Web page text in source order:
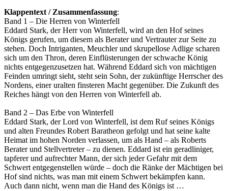
Klappentext / Zusammenfassung:
Band 1 – Die Herren von Winterfell
Eddard Stark, der Herr von Winterfell, wird an den Hof seines
Königs gerufen, um diesem als Berater und Vertrauter zur Seite zu
stehen. Doch Intriganten, Meuchler und skrupellose Adlige scharen
sich um den Thron, deren Einflüsterungen der schwache König
nichts entgegenzusetzen hat. Während Eddard sich von mächtigen
Feinden umringt sieht, steht sein Sohn, der zukünftige Herrscher des
Nordens, einer uralten finsteren Macht gegenüber. Die Zukunft des
Reiches hängt von den Herren von Winterfell ab.
Band 2 – Das Erbe von Winterfell
Eddard Stark, der Lord von Winterfell, ist dem Ruf seines Königs
und alten Freundes Robert Baratheon gefolgt und hat seine kalte
Heimat im hohen Norden verlassen, um als Hand – als Roberts
Berater und Stellvertreter – zu dienen. Eddard ist ein geradliniger,
tapferer und aufrechter Mann, der sich jeder Gefahr mit dem
Schwert entgegenstellen würde – doch die Ränke der Mächtigen bei
Hof sind nichts, was man mit einem Schwert bekämpfen kann.
Auch dann nicht, wenn man die Hand des Königs ist …